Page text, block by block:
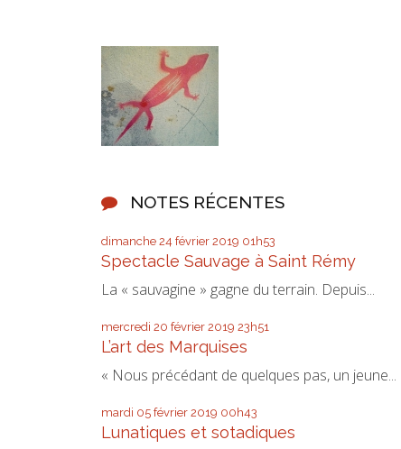
NOTES RÉCENTES
dimanche 24 février 2019 01h53
Spectacle Sauvage à Saint Rémy
La « sauvagine » gagne du terrain. Depuis...
mercredi 20 février 2019 23h51
L’art des Marquises
« Nous précédant de quelques pas, un jeune...
mardi 05 février 2019 00h43
Lunatiques et sotadiques